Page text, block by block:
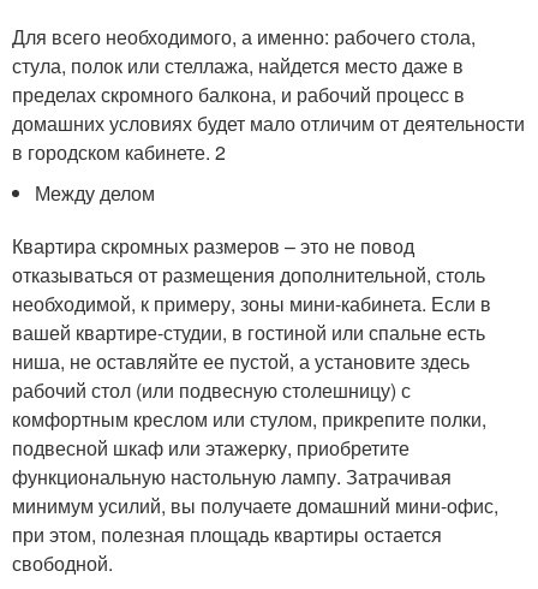
Для всего необходимого, а именно: рабочего стола,
стула, полок или стеллажа, найдется место даже в
пределах скромного балкона, и рабочий процесс в
домашних условиях будет мало отличим от деятельности
в городском кабинете. 2
Между делом
Квартира скромных размеров – это не повод
отказываться от размещения дополнительной, столь
необходимой, к примеру, зоны мини-кабинета. Если в
вашей квартире-студии, в гостиной или спальне есть
ниша, не оставляйте ее пустой, а установите здесь
рабочий стол (или подвесную столешницу) с
комфортным креслом или стулом, прикрепите полки,
подвесной шкаф или этажерку, приобретите
функциональную настольную лампу. Затрачивая
минимум усилий, вы получаете домашний мини-офис,
при этом, полезная площадь квартиры остается
свободной.